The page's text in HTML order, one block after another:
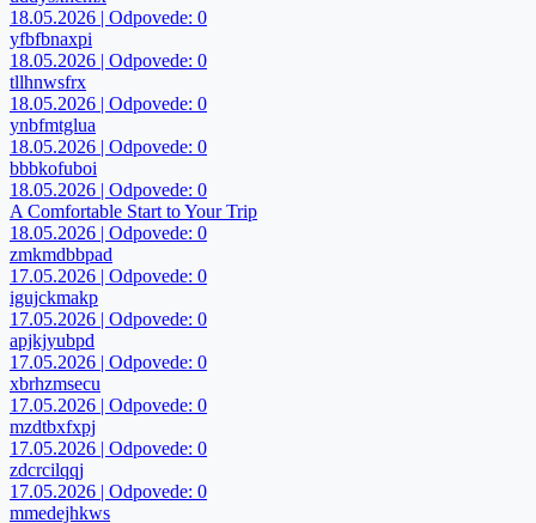
18.05.2026 | Odpovede: 0
yfbfbnaxpi
18.05.2026 | Odpovede: 0
tllhnwsfrx
18.05.2026 | Odpovede: 0
ynbfmtglua
18.05.2026 | Odpovede: 0
bbbkofuboi
18.05.2026 | Odpovede: 0
A Comfortable Start to Your Trip
18.05.2026 | Odpovede: 0
zmkmdbbpad
17.05.2026 | Odpovede: 0
igujckmakp
17.05.2026 | Odpovede: 0
apjkjyubpd
17.05.2026 | Odpovede: 0
xbrhzmsecu
17.05.2026 | Odpovede: 0
mzdtbxfxpj
17.05.2026 | Odpovede: 0
zdcrcilqqj
17.05.2026 | Odpovede: 0
mmedejhkws